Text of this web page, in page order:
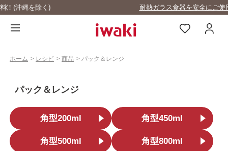
耐熱ガラス食器を安全にご使用いただくために
ホーム > レシピ >商品 >パック＆レンジ
パック＆レンジ
角型200ml 角型450ml
角型500ml 角型800ml